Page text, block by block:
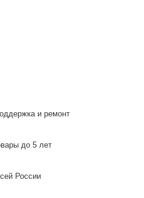
и ремонт
до 5 лет
России